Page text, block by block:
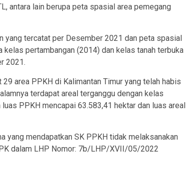
antara lain berupa peta spasial area pemegang
yang tercatat per Desember 2021 dan peta spasial
kelas pertambangan (2014) dan kelas tanah terbuka
2021.
area PPKH di Kalimantan Timur yang telah habis
terdapat areal terganggu dengan kelas
PPKH mencapai 63.583,41 hektar dan luas areal
yang mendapatkan SK PPKH tidak melaksanakan
dalam LHP Nomor: 7b/LHP/XVII/05/2022